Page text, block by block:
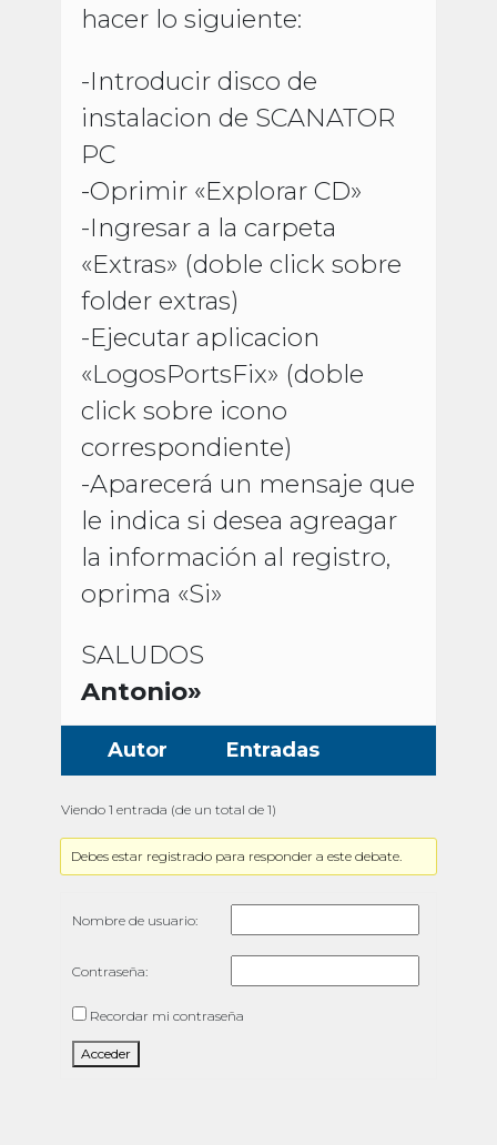
hacer lo siguiente:
-Introducir disco de
instalacion de SCANATOR
PC
-Oprimir «Explorar CD»
-Ingresar a la carpeta
«Extras» (doble click sobre
folder extras)
-Ejecutar aplicacion
«LogosPortsFix» (doble
click sobre icono
correspondiente)
-Aparecerá un mensaje que
le indica si desea agreagar
la información al registro,
oprima «Si»
SALUDOS
Antonio»
Autor Entradas
Viendo 1 entrada (de un total de 1)
Debes estar registrado para responder a este debate.
Nombre de usuario:
Contraseña:
Recordar mi contraseña
Acceder